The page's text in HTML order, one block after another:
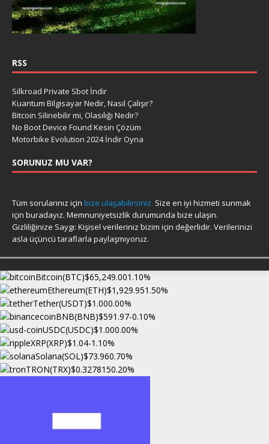
RSS
Silkroad Private Sbot İndir
Kuantum Bilgisayar Nedir, Nasıl Çalışır?
Bitcoin Silinebilir mi, Olasılığı Nedir?
No Boot Device Found Kesin Çözüm
Motorbike Evolution 2024 İndir Oyna
SORUNUZ MU VAR?
Tüm sorularınız için bize ulaşabilirsiniz. Size en iyi hizmeti sunmak
için buradayız. Memnuniyetsizlik durumunda bize ulaşın.
Gizliliğinize Saygı: Kişisel verileriniz bizim için değerlidir. Verilerinizi
asla üçüncü taraflarla paylaşmıyoruz.
Bitcoin(BTC)$65,249.001.10%
Ethereum(ETH)$1,929.951.50%
Tether(USDT)$1.000.00%
BNB(BNB)$591.97-0.10%
USDC(USDC)$1.000.00%
XRP(XRP)$1.04-1.10%
Solana(SOL)$73.960.70%
TRON(TRX)$0.3278150.20%